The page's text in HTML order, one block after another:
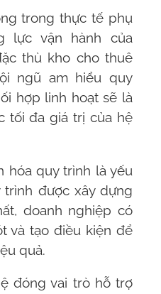
trong thực tế phụ
lực vận hành của
thù kho cho thuê
ngũ am hiểu quy
hợp linh hoạt sẽ là
tối đa giá trị của hệ
hóa quy trình là yếu
được xây dựng
doanh nghiệp có
và tạo điều kiện để
quả.
đóng vai trò hỗ trợ